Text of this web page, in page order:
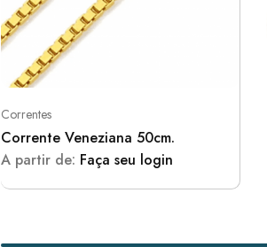
Correntes
Corrente Veneziana 50cm.
A partir de: Faça seu login